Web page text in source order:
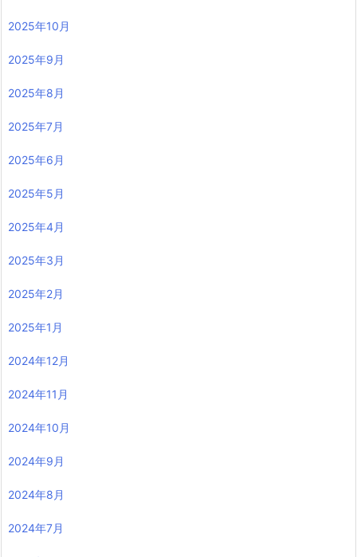
2025年10月
2025年9月
2025年8月
2025年7月
2025年6月
2025年5月
2025年4月
2025年3月
2025年2月
2025年1月
2024年12月
2024年11月
2024年10月
2024年9月
2024年8月
2024年7月